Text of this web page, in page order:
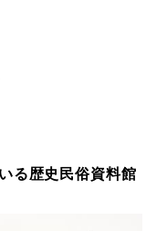
る歴史民俗資料館